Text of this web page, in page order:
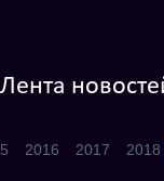
Лента
2016 2017 2018